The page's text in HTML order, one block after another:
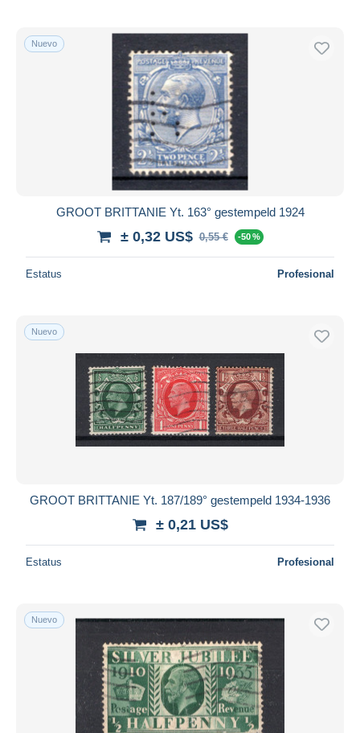
Nuevo
GROOT BRITTANIE Yt. 163° gestempeld 1924
± 0,32 US$ 0,55 € -50 %
Estatus Profesional
Nuevo
GROOT BRITTANIE Yt. 187/189° gestempeld 1934-1936
± 0,21 US$
Estatus Profesional
Nuevo